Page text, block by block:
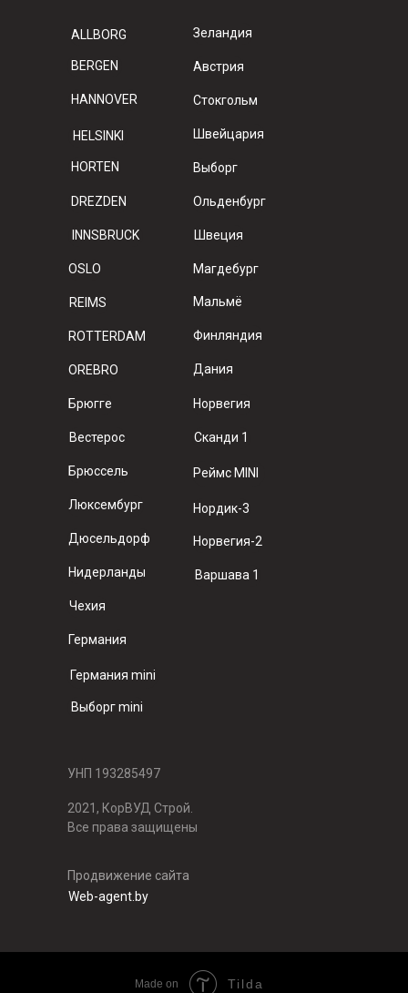
2021, КорВУД Строй.
Все права защищены
УНП 193285497
ALLBORG
BERGEN
HANNOVER
HELSINKI
HORTEN
DREZDEN
INNSBRUCK
OSLO
REIMS
ROTTERDAM
OREBRO
Брюгге
Вестерос
Брюссель
Люксембург
Дюсельдорф
Нидерланды
Чехия
Германия
Германия mini
Выборг mini
Зеландия
Австрия
Стокгольм
Швейцария
Выборг
Ольденбург
Швеция
Магдебург
Мальмё
Финляндия
Дания
Норвегия
Сканди 1
Реймс MINI
Продвижение сайта
Web-agent.by
Нордик-3
Норвегия-2
Варшава 1
Made on Tilda